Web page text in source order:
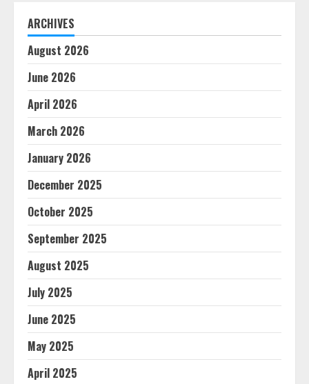
ARCHIVES
August 2026
June 2026
April 2026
March 2026
January 2026
December 2025
October 2025
September 2025
August 2025
July 2025
June 2025
May 2025
April 2025